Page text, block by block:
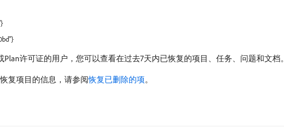
Plan许可证的用户，您可以查看在过去7天内已恢复的项目、任务、问题和文档。
复项目的信息，请参阅恢复已删除的项。